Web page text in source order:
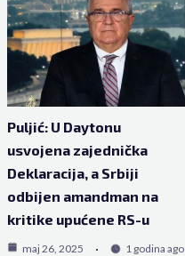
Puljić: U Daytonu
usvojena zajednička
Deklaracija, a Srbiji
odbijen amandman na
kritike upućene RS-u
maj 26, 2025 1 godina ago